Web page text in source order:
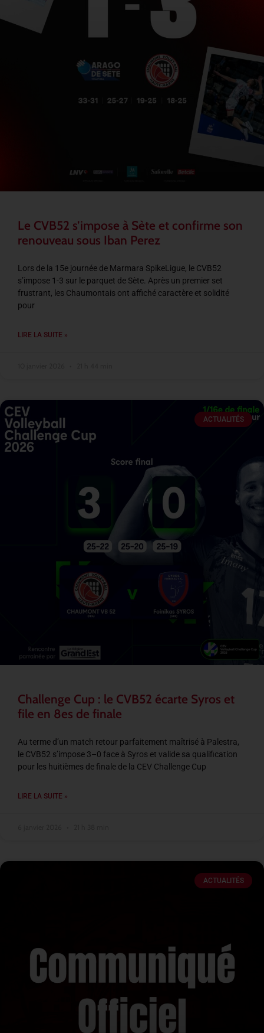
Le CVB52 s’impose à Sète et confirme son
renouveau sous Iban Perez
Lors de la 15e journée de Marmara SpikeLigue, le CVB52
s’impose 1-3 sur le parquet de Sète. Après un premier set
frustrant, les Chaumontais ont affiché caractère et solidité
pour
LIRE LA SUITE »
ACTUALITÉS
Challenge Cup : le CVB52 écarte Syros et
file en 8es de finale
Au terme d’un match retour parfaitement maîtrisé à Palestra,
le CVB52 s’impose 3–0 face à Syros et valide sa qualification
pour les huitièmes de finale de la CEV Challenge Cup
LIRE LA SUITE »
ACTUALITÉS